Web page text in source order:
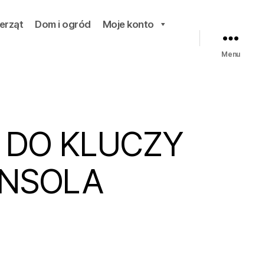
Dom i ogród Moje konto
Menu
DO KLUCZY